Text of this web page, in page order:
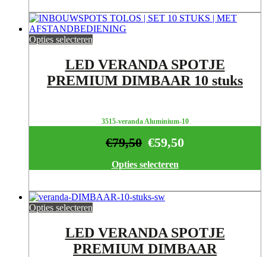
Opties selecteren
LED VERANDA SPOTJE
PREMIUM DIMBAAR 10 stuks
3515-veranda Aluminium-10
€59,50
€79,50
Opties selecteren
Opties selecteren
LED VERANDA SPOTJE
PREMIUM DIMBAAR